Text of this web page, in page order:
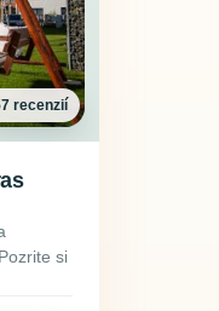
recenzií
si